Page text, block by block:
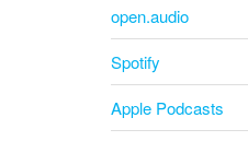
open.audio
Spotify
Apple Podcasts